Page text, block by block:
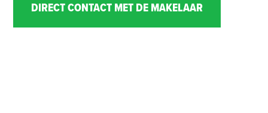
DIRECT CONTACT MET DE MAKELAAR